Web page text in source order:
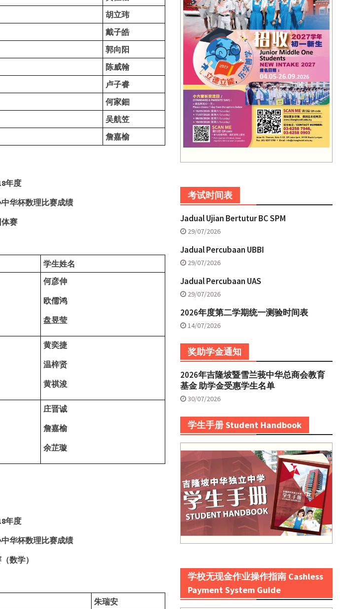
胡立玮
戴子皓
郭向阳
陈威翰
卢子睿
何家鈿
吴航笠
詹嘉榆
年度
华杯数理比赛成绩
体赛
学生姓名
何彦伸
欧儒鸿
盘昱莹
黄奕捷
温梓贤
黄祺浚
庄晋诚
詹嘉榆
余芷璇
年度
华杯数理比赛成绩
数学）
朱瑞安
考试时间表
Jadual Ujian Bertutur BC SPM
29/07/2026
Jadual Percubaan UBBI
29/07/2026
Jadual Percubaan UAS
29/07/2026
2026年度第二学期统一测验时间表
14/07/2026
奖助学金通知
2026年吉隆坡暨雪兰莪中华总商会教育
基金 助学金受惠学生名单
30/07/2026
学生手册 Student Handbook
学校无现金作业操作指南 Cashless
Payment System Guide